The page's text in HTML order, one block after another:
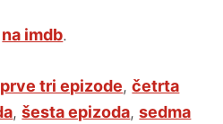
na imdb.
prve tri epizode,četrta
,šesta epizoda,sedma